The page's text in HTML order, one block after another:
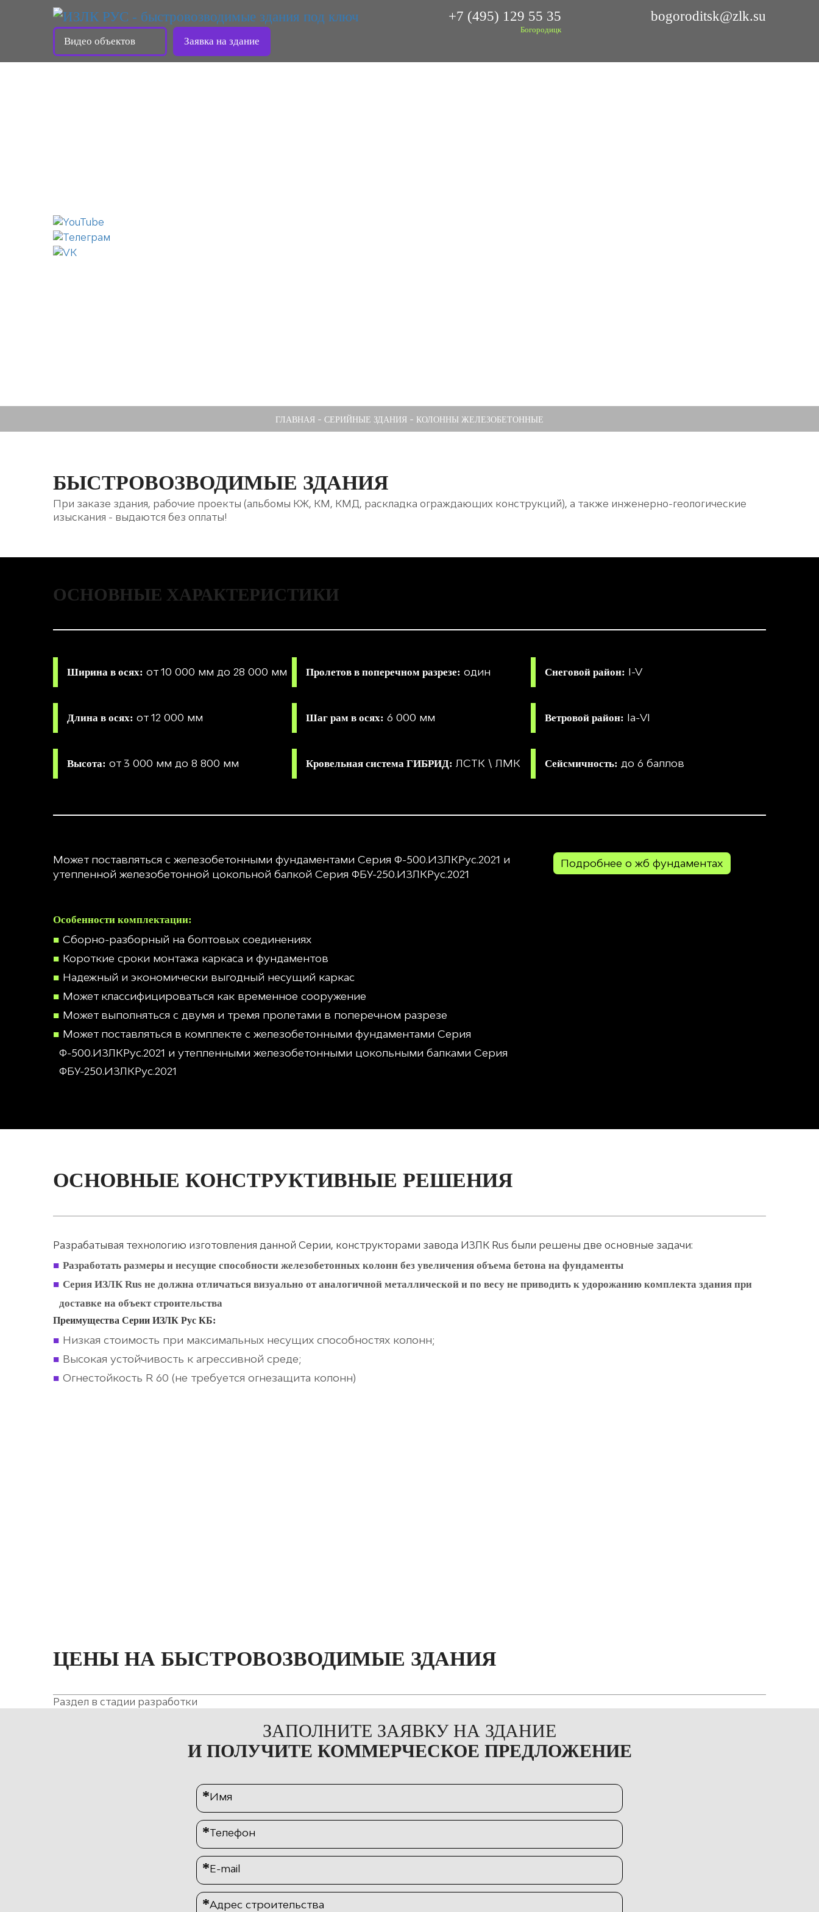
+7 (495) 129 55 35
Богородицк
bogoroditsk@zlk.su
Видео объектов Заявка на здание
ГЛАВНАЯ - СЕРИЙНЫЕ ЗДАНИЯ - КОЛОННЫ ЖЕЛЕЗОБЕТОННЫЕ
БЫСТРОВОЗВОДИМЫЕ ЗДАНИЯ
При заказе здания, рабочие проекты (альбомы КЖ, КМ, КМД, раскладка ограждающих конструкций), а также инженерно-геологические
изыскания - выдаются без оплаты!
ОСНОВНЫЕ ХАРАКТЕРИСТИКИ
Ширина в осях: от 10 000 мм до 28 000 мм Пролетов в поперечном разрезе: один Снеговой район: I-V
Длина в осях: от 12 000 мм Шаг рам в осях: 6 000 мм Ветровой район: Iа-VI
Высота: от 3 000 мм до 8 800 мм Кровельная система ГИБРИД: ЛСТК \ ЛМК Сейсмичность: до 6 баллов
Может поставляться с железобетонными фундаментами Серия Ф-500.ИЗЛКРус.2021 и
утепленной железобетонной цокольной балкой Серия ФБУ-250.ИЗЛКРус.2021
Подробнее о жб фундаментах
Особенности комплектации:
Сборно-разборный на болтовых соединениях
Короткие сроки монтажа каркаса и фундаментов
Надежный и экономически выгодный несущий каркас
Может классифицироваться как временное сооружение
Может выполняться с двумя и тремя пролетами в поперечном разрезе
Может поставляться в комплекте с железобетонными фундаментами Серия
Ф-500.ИЗЛКРус.2021 и утепленными железобетонными цокольными балками Серия
ФБУ-250.ИЗЛКРус.2021
ОСНОВНЫЕ КОНСТРУКТИВНЫЕ РЕШЕНИЯ
Разрабатывая технологию изготовления данной Серии, конструкторами завода ИЗЛК Rus были решены две основные задачи:
Разработать размеры и несущие способности железобетонных колонн без увеличения объема бетона на фундаменты
Серия ИЗЛК Rus не должна отличаться визуально от аналогичной металлической и по весу не приводить к удорожанию комплекта здания при
доставке на объект строительства
Преимущества Серии ИЗЛК Рус КБ:
Низкая стоимость при максимальных несущих способностях колонн;
Высокая устойчивость к агрессивной среде;
Огнестойкость R 60 (не требуется огнезащита колонн)
ЦЕНЫ НА БЫСТРОВОЗВОДИМЫЕ ЗДАНИЯ
Раздел в стадии разработки
ЗАПОЛНИТЕ ЗАЯВКУ НА ЗДАНИЕ
И ПОЛУЧИТЕ КОММЕРЧЕСКОЕ ПРЕДЛОЖЕНИЕ
*Имя
*Телефон
*E-mail
*Адрес строительства